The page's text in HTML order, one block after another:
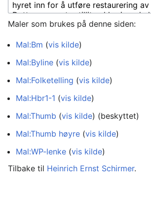
Maler som brukes på denne siden:
Mal:Bm (vis kilde)
Mal:Byline (vis kilde)
Mal:Folketelling (vis kilde)
Mal:Hbr1-1 (vis kilde)
Mal:Thumb (vis kilde) (beskyttet)
Mal:Thumb høyre (vis kilde)
Mal:WP-lenke (vis kilde)
Tilbake til Heinrich Ernst Schirmer.